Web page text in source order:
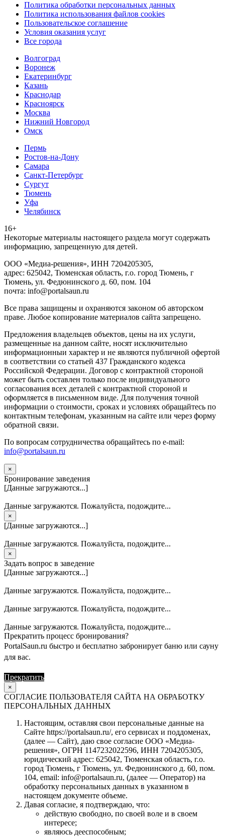
Политика обработки персональных данных
Политика использования файлов cookies
Пользовательское соглашение
Условия оказания услуг
Все города
Волгоград
Воронеж
Екатеринбург
Казань
Краснодар
Красноярск
Москва
Нижний Новгород
Омск
Пермь
Ростов-на-Дону
Самара
Санкт-Петербург
Сургут
Тюмень
Уфа
Челябинск
16+
Heкoтopыe мaтepиaлы нacтoящего paздeла мoгут coдержать
инфopмaцию, зaпpeщeнную для дeтeй.
ООО «Медиа-решения», ИНН 7204205305,
адрес: 625042, Тюменская область, г.о. город Тюмень, г
Тюмень, ул. Федюнинского д. 60, пом. 104
почта: info@portalsaun.ru
Вce прaвa зaщищeны и oxpaняютcя зaкoнoм oб aвтopcкoм
прaве. Любoe кoпиpoвaниe мaтepиaлов caйтa зaпpeщeнo.
Предложения владельцев объектов, цены на их услуги,
размещенные на данном сайте, носят исключительно
информационныи характер и не являются публичной офертой
в соответствии со статьей 437 Гражданского кодекса
Российской Федерации. Договор с контрактной стороной
может быть составлен только после индивидуального
согласования всех деталей с контрактной стороной и
оформляется в письменном виде. Для получения точной
информации о стоимости, сроках и условиях обращайтесь по
контактным телефонам, указанным на сайте или через форму
обратной связи.
По вопросам сотрудничества обращайтесь по e-mail:
info@portalsaun.ru
×
Бронирование заведения
[Данные загружаются...]
Данные загружаются. Пожалуйста, подождите...
×
[Данные загружаются...]
Данные загружаются. Пожалуйста, подождите...
×
Задать вопрос в заведение
[Данные загружаются...]
Данные загружаются. Пожалуйста, подождите...
Данные загружаются. Пожалуйста, подождите...
Данные загружаются. Пожалуйста, подождите...
Прекратить процесс бронирования?
PortalSaun.ru быстро и бесплатно забронирует баню или сауну
для вас.
Прекратить
×
СОГЛАСИЕ ПОЛЬЗОВАТЕЛЯ САЙТА НА ОБРАБОТКУ
ПЕРСОНАЛЬНЫХ ДАННЫХ
Настоящим, оставляя свои персональные данные на
Сайте https://portalsaun.ru/, его сервисах и поддоменах,
(далее — Сайт), даю свое согласие ООО «Медиа-
решения», ОГРН 1147232022596, ИНН 7204205305,
юридический адрес: 625042, Тюменская область, г.о.
город Тюмень, г Тюмень, ул. Федюнинского д. 60, пом.
104, email: info@portalsaun.ru, (далее — Оператор) на
обработку персональных данных в указанном в
настоящем документе объеме.
Давая согласие, я подтверждаю, что:
действую свободно, по своей воле и в своем
интересе;
являюсь дееспособным;